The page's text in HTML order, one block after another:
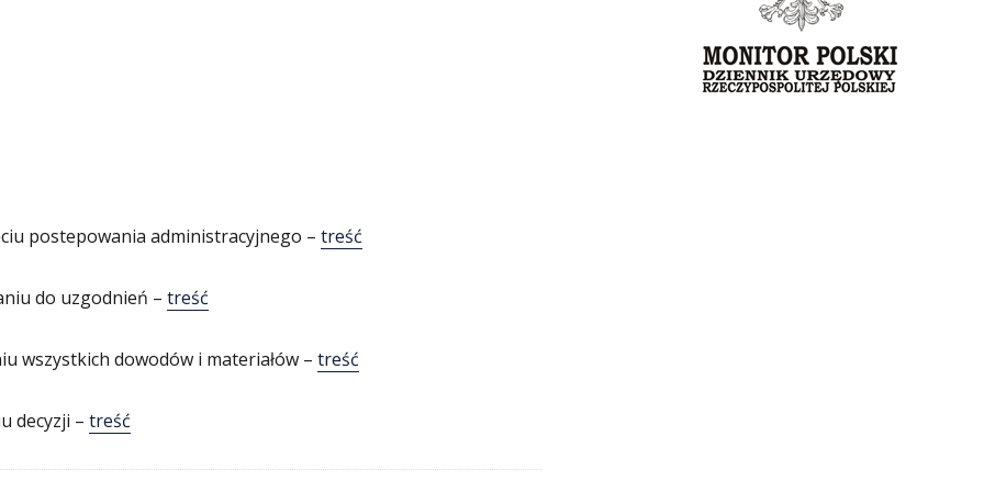
postepowania administracyjnego – treść
do uzgodnień – treść
wszystkich dowodów i materiałów – treść
decyzji – treść